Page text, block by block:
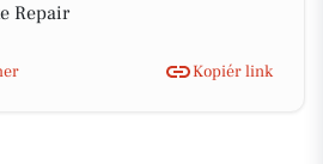
Repair
Kopiér link